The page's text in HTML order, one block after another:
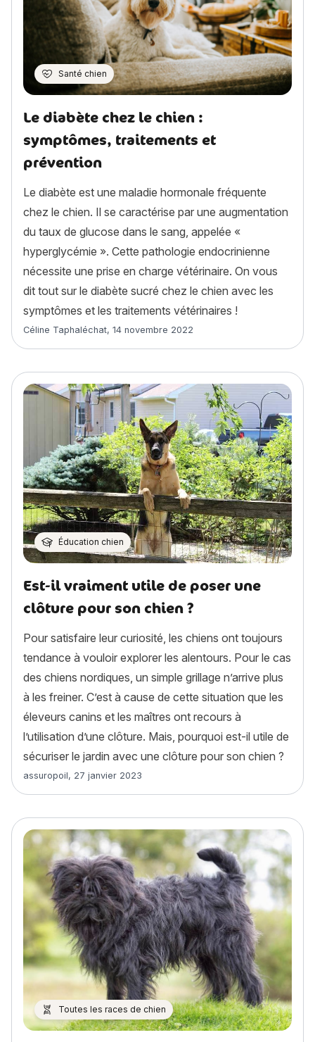
Santé chien
Le diabète chez le chien :
symptômes, traitements et
prévention
Le diabète est une maladie hormonale fréquente
chez le chien. Il se caractérise par une augmentation
du taux de glucose dans le sang, appelée «
hyperglycémie ». Cette pathologie endocrinienne
nécessite une prise en charge vétérinaire. On vous
dit tout sur le diabète sucré chez le chien avec les
symptômes et les traitements vétérinaires !
Article rédigé par
Céline Taphaléchat, 14 novembre 2022
Éducation chien
Est-il vraiment utile de poser une
clôture pour son chien ?
Pour satisfaire leur curiosité, les chiens ont toujours
tendance à vouloir explorer les alentours. Pour le cas
des chiens nordiques, un simple grillage n’arrive plus
à les freiner. C’est à cause de cette situation que les
éleveurs canins et les maîtres ont recours à
l’utilisation d’une clôture. Mais, pourquoi est-il utile de
sécuriser le jardin avec une clôture pour son chien ?
Article rédigé par
assuropoil, 27 janvier 2023
Toutes les races de chien